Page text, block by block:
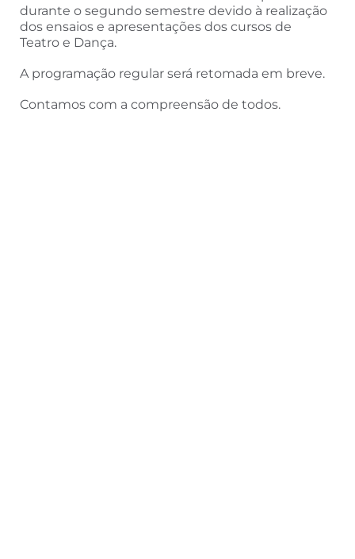
durante o segundo semestre devido à realização
dos ensaios e apresentações dos cursos de
Teatro e Dança.
A programação regular será retomada em breve.
Contamos com a compreensão de todos.